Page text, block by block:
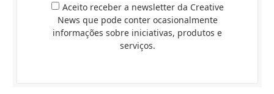
Aceito receber a newsletter da Creative
News que pode conter ocasionalmente
informações sobre iniciativas, produtos e
serviços.